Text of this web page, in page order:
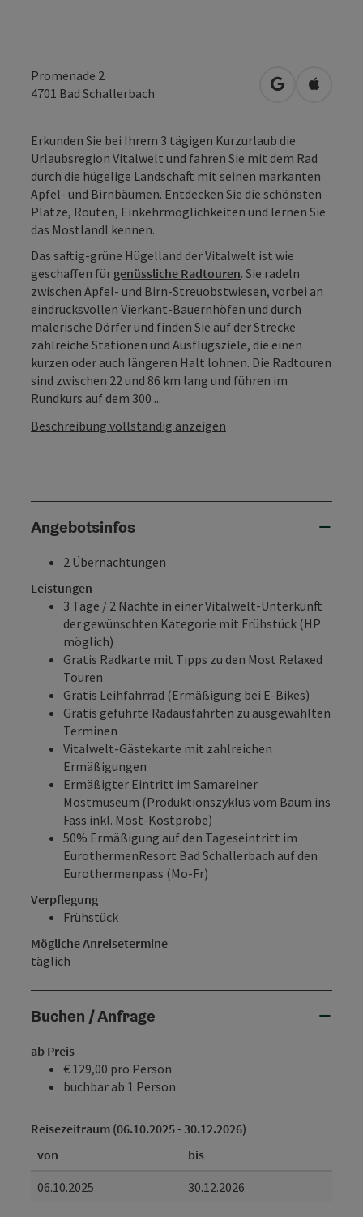
Promenade 2
4701 Bad Schallerbach in Google
in
Erkunden Sie bei Ihrem 3 tägigen Kurzurlaub die
Urlaubsregion Vitalwelt und fahren Sie mit dem Rad
durch die hügelige Landschaft mit seinen markanten
Apfel- und Birnbäumen. Entdecken Sie die schönsten
Plätze, Routen, Einkehrmöglichkeiten und lernen Sie
das Mostlandl kennen.
Das saftig-grüne Hügelland der Vitalwelt ist wie
geschaffen für genüssliche Radtouren. Sie radeln
zwischen Apfel- und Birn-Streuobstwiesen, vorbei an
eindrucksvollen Vierkant-Bauernhöfen und durch
malerische Dörfer und finden Sie auf der Strecke
zahlreiche Stationen und Ausflugsziele, die einen
kurzen oder auch längeren Halt lohnen. Die Radtouren
sind zwischen 22 und 86 km lang und führen im
Rundkurs auf dem 300 ...
Beschreibung vollständig anzeigen
Angebotsinfos
2 Übernachtungen
Leistungen
3 Tage / 2 Nächte in einer Vitalwelt-Unterkunft
der gewünschten Kategorie mit Frühstück (HP
möglich)
Gratis Radkarte mit Tipps zu den Most Relaxed
Touren
Gratis Leihfahrrad (Ermäßigung bei E-Bikes)
Gratis geführte Radausfahrten zu ausgewählten
Terminen
Vitalwelt-Gästekarte mit zahlreichen
Ermäßigungen
Ermäßigter Eintritt im Samareiner
Mostmuseum (Produktionszyklus vom Baum ins
Fass inkl. Most-Kostprobe)
50% Ermäßigung auf den Tageseintritt im
EurothermenResort Bad Schallerbach auf den
Eurothermenpass (Mo-Fr)
Verpflegung
Frühstück
Mögliche Anreisetermine
täglich
Buchen / Anfrage
ab Preis
€ 129,00 pro Person
buchbar ab 1 Person
Reisezeitraum (06.10.2025 - 30.12.2026)
von
bis
06.10.2025
30.12.2026